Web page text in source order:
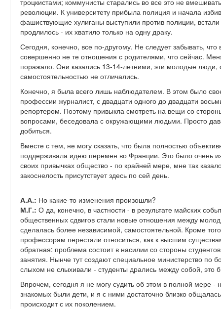
троцкистами; коммунисты старались во все это не
революции. К университету прибыла полиция и начала
фашиствующие хулиганы выступили против полиции,
продлилось - их хватило только на одну драку.
Сегодня, конечно, все по-другому. Не следует забывать,
совершенно не те отношения с родителями, что сейчас.
поражало. Они казались 13-14-летними, эти молодые люди,
самостоятельностью не отличались.
Конечно, я была всего лишь наблюдателем. В этом было
профессии журналист, с двадцати одного до двадцати
репортером. Поэтому привыкла смотреть на вещи со
вопросами, беседовала с окружающими людьми. Просто
добиться.
Вместе с тем, не могу сказать, что была полностью
поддерживала идею перемен во Франции. Это было очень
своих привычках общество - по крайней мере, мне так
закоснелость присутствует здесь по сей день.
А.А.: Но какие-то изменения произошли?
М.Г.: О да, конечно, в частности - в результате майских
общественных сдвигов стали новые отношения между
сделалась более независимой, самостоятельной. Кроме
профессорам перестали относиться, как к высшим
обратная: проблема состоит в насилии со стороны
занятия. Нынче тут создают специальное министерство по
слыхом не слыхивали - студенты дрались между собой, это
Впрочем, сегодня я не могу судить об этом в полной мере -
знакомых были дети, и я с ними достаточно близко
происходит с их поколением.